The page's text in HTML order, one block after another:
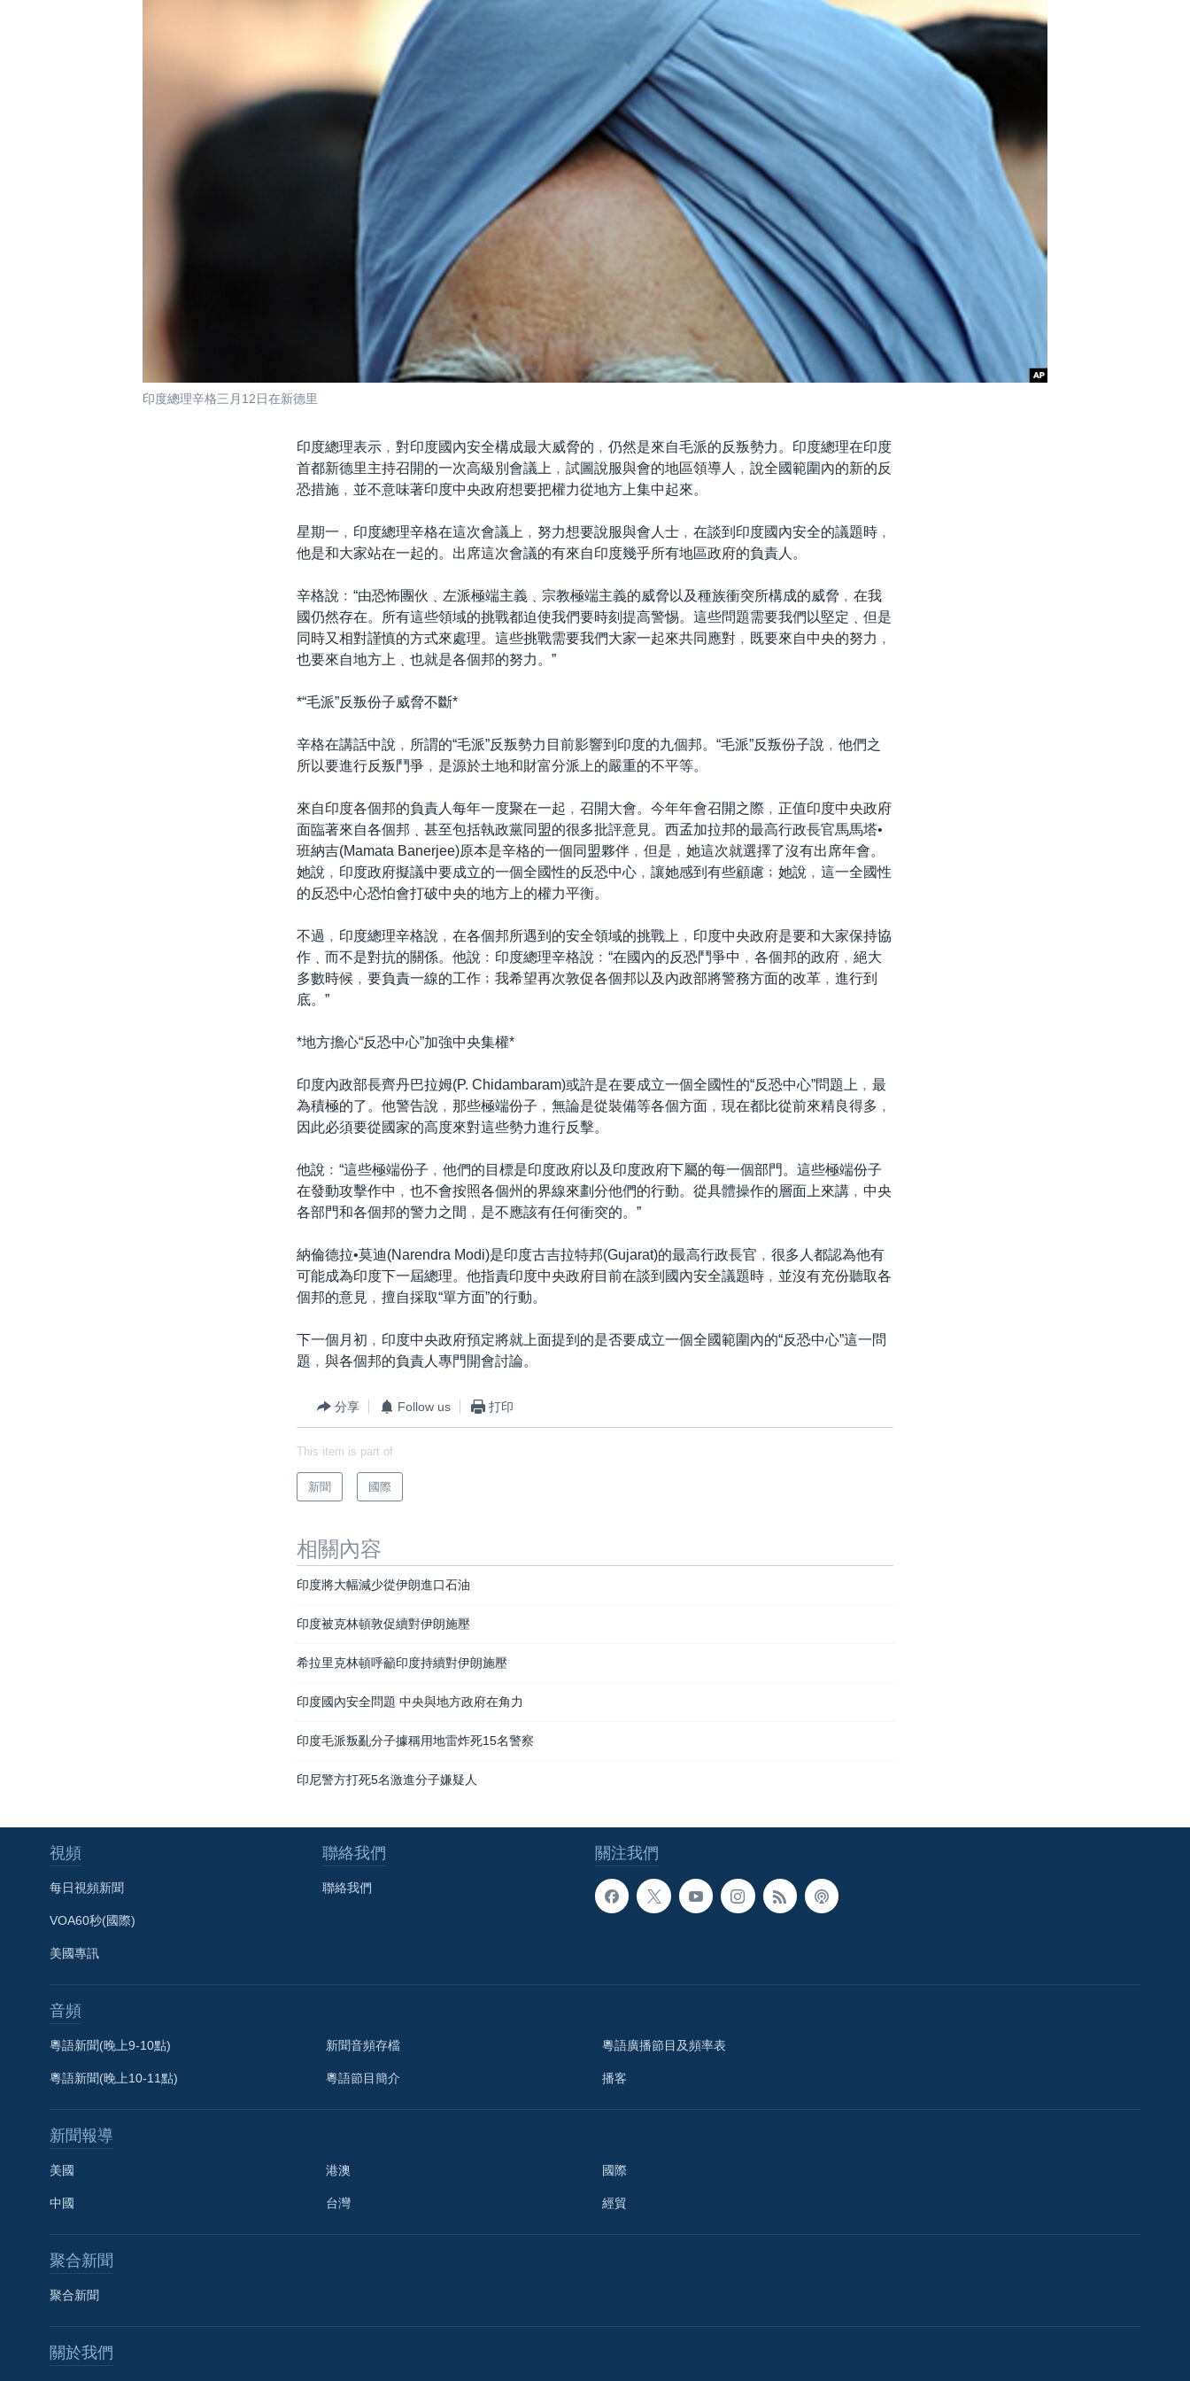
印度總理辛格三月12日在新德里
印度總理表示﹐對印度國內安全構成最大威脅的﹐仍然是來自毛派的反叛勢力。印度總理在印度
首都新德里主持召開的一次高級別會議上﹐試圖說服與會的地區領導人﹐說全國範圍內的新的反
恐措施﹐並不意味著印度中央政府想要把權力從地方上集中起來。
星期一﹐印度總理辛格在這次會議上﹐努力想要說服與會人士﹐在談到印度國內安全的議題時﹐
他是和大家站在一起的。出席這次會議的有來自印度幾乎所有地區政府的負責人。
辛格說﹕“由恐怖團伙﹑左派極端主義﹑宗教極端主義的威脅以及種族衝突所構成的威脅﹐在我
國仍然存在。所有這些領域的挑戰都迫使我們要時刻提高警惕。這些問題需要我們以堅定﹑但是
同時又相對謹慎的方式來處理。這些挑戰需要我們大家一起來共同應對﹐既要來自中央的努力﹐
也要來自地方上﹑也就是各個邦的努力。”
*“毛派”反叛份子威脅不斷*
辛格在講話中說﹐所謂的“毛派”反叛勢力目前影響到印度的九個邦。“毛派”反叛份子說﹐他們之
所以要進行反叛鬥爭﹐是源於土地和財富分派上的嚴重的不平等。
來自印度各個邦的負責人每年一度聚在一起﹐召開大會。今年年會召開之際﹐正值印度中央政府
面臨著來自各個邦﹑甚至包括執政黨同盟的很多批評意見。西孟加拉邦的最高行政長官馬馬塔•
班納吉(Mamata Banerjee)原本是辛格的一個同盟夥伴﹐但是﹐她這次就選擇了沒有出席年會。
她說﹐印度政府擬議中要成立的一個全國性的反恐中心﹐讓她感到有些顧慮﹔她說﹐這一全國性
的反恐中心恐怕會打破中央的地方上的權力平衡。
不過﹐印度總理辛格說﹐在各個邦所遇到的安全領域的挑戰上﹐印度中央政府是要和大家保持協
作﹑而不是對抗的關係。他說﹕印度總理辛格說﹕“在國內的反恐鬥爭中﹐各個邦的政府﹐絕大
多數時候﹐要負責一線的工作﹔我希望再次敦促各個邦以及內政部將警務方面的改革﹐進行到
底。”
*地方擔心“反恐中心”加強中央集權*
印度內政部長齊丹巴拉姆(P. Chidambaram)或許是在要成立一個全國性的“反恐中心”問題上﹐最
為積極的了。他警告說﹐那些極端份子﹐無論是從裝備等各個方面﹐現在都比從前來精良得多﹐
因此必須要從國家的高度來對這些勢力進行反擊。
他說﹕“這些極端份子﹐他們的目標是印度政府以及印度政府下屬的每一個部門。這些極端份子
在發動攻擊作中﹐也不會按照各個州的界線來劃分他們的行動。從具體操作的層面上來講﹐中央
各部門和各個邦的警力之間﹐是不應該有任何衝突的。”
納倫德拉•莫迪(Narendra Modi)是印度古吉拉特邦(Gujarat)的最高行政長官﹐很多人都認為他有
可能成為印度下一屆總理。他指責印度中央政府目前在談到國內安全議題時﹐並沒有充份聽取各
個邦的意見﹐擅自採取“單方面”的行動。
下一個月初﹐印度中央政府預定將就上面提到的是否要成立一個全國範圍內的“反恐中心”這一問
題﹐與各個邦的負責人專門開會討論。
分享 Follow us 打印
This item is part of
新聞 國際
相關內容
印度將大幅減少從伊朗進口石油
印度被克林頓敦促續對伊朗施壓
希拉里克林頓呼籲印度持續對伊朗施壓
印度國內安全問題 中央與地方政府在角力
印度毛派叛亂分子據稱用地雷炸死15名警察
印尼警方打死5名激進分子嫌疑人
關注我們
視頻
每日視頻新聞
VOA60秒(國際)
美國專訊
聯絡我們
聯絡我們
音頻
粵語新聞(晚上9-10點)
粵語新聞(晚上10-11點)
新聞音頻存檔
粵語節目簡介
粵語廣播節目及頻率表
播客
新聞報導
美國
中國
港澳
台灣
國際
經貿
聚合新聞
聚合新聞
關於我們